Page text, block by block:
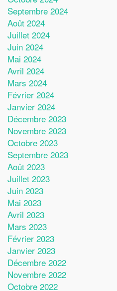
Septembre 2024
Août 2024
Juillet 2024
Juin 2024
Mai 2024
Avril 2024
Mars 2024
Février 2024
Janvier 2024
Décembre 2023
Novembre 2023
Octobre 2023
Septembre 2023
Août 2023
Juillet 2023
Juin 2023
Mai 2023
Avril 2023
Mars 2023
Février 2023
Janvier 2023
Décembre 2022
Novembre 2022
Octobre 2022